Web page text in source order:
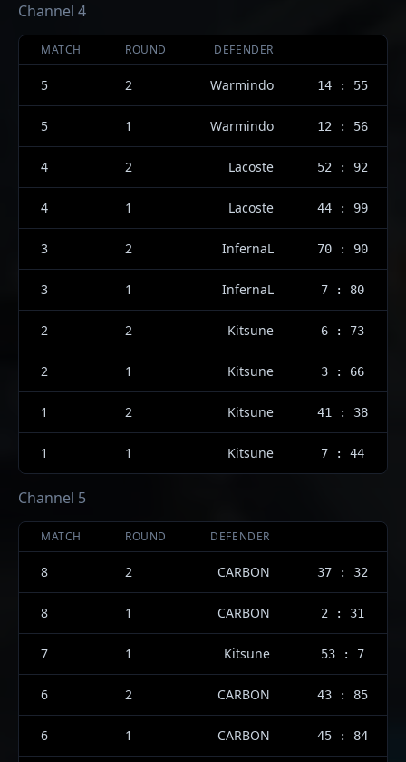
Channel 4
MATCH ROUND DEFENDER
5 2 Warmindo 14 : 55
5 1 Warmindo 12 : 56
4 2 Lacoste 52 : 92
4 1 Lacoste 44 : 99
3 2 InfernaL 70 : 90
3 1 InfernaL 7 : 80
2 2 Kitsune 6 : 73
2 1 Kitsune 3 : 66
1 2 Kitsune 41 : 38
1 1 Kitsune 7 : 44
Channel 5
MATCH ROUND DEFENDER
8 2 CARBON 37 : 32
8 1 CARBON 2 : 31
7 1 Kitsune 53 : 7
6 2 CARBON 43 : 85
6 1 CARBON 45 : 84